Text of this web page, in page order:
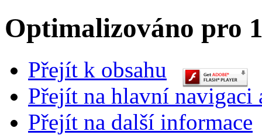
Optimalizováno pro
Přejít k obsahu
Přejít na hlavní navigaci
Přejít na další informace